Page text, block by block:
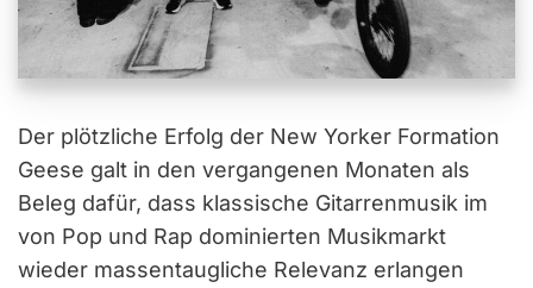
Der plötzliche Erfolg der New Yorker Formation
Geese galt in den vergangenen Monaten als
Beleg dafür, dass klassische Gitarrenmusik im
von Pop und Rap dominierten Musikmarkt
wieder massentaugliche Relevanz erlangen